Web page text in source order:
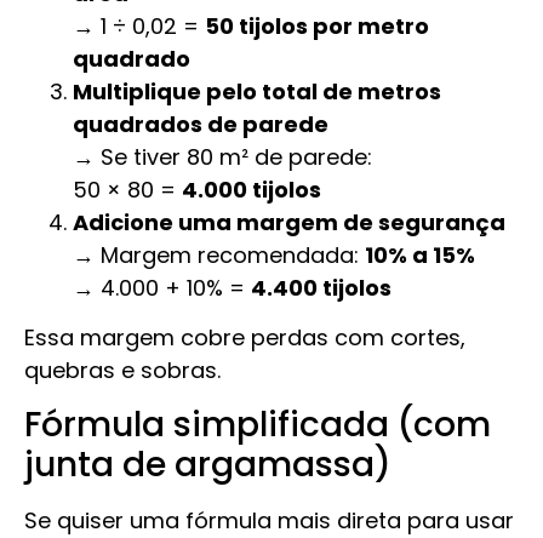
→ 1 ÷ 0,02 = 50 tijolos por metro
quadrado
Multiplique pelo total de metros
quadrados de parede
→ Se tiver 80 m² de parede:
50 × 80 = 4.000 tijolos
Adicione uma margem de segurança
→ Margem recomendada: 10% a 15%
→ 4.000 + 10% = 4.400 tijolos
Essa margem cobre perdas com cortes,
quebras e sobras.
Fórmula simplificada (com
junta de argamassa)
Se quiser uma fórmula mais direta para usar